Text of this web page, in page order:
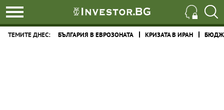
ТЕМИТЕ ДНЕС: БЪЛГАРИЯ В ЕВРОЗОНАТА КРИЗАТА В ИРАН